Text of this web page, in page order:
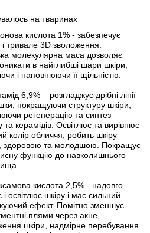
на тваринах
кислота 1% - забезпечує
тривале 3D зволоження.
молекулярна маса дозволяє
в найглибші шари шкіри,
і наповнюючи її щільністю.
6,9% – розгладжує дрібні лінії
покращуючи структуру шкіри,
регенерацію та синтез
та керамідів. Освітлює та вирівнює
колір обличчя, робить шкіру
здоровою та молодшою. Покращує
функцію до навколишнього
кислота 2,5% - надовго
і освітлює шкіру і має сильний
ефект. Помітно зменшує
плями через акне,
шкіри, надмірне перебування